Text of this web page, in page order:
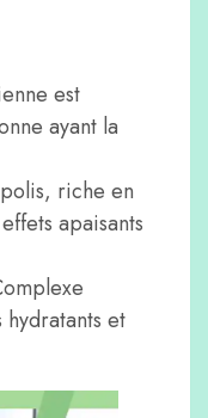
est
ayant la
riche en
apaisants
et